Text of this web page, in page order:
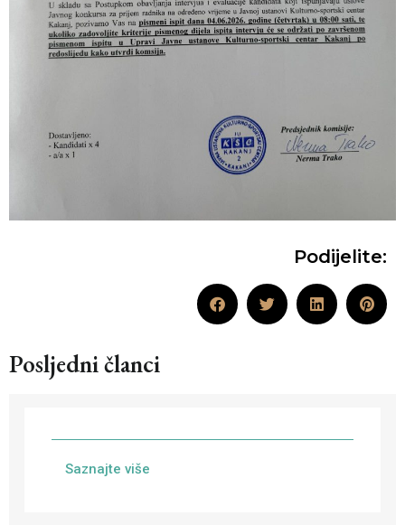
Podijelite:
Posljedni članci
Saznajte više